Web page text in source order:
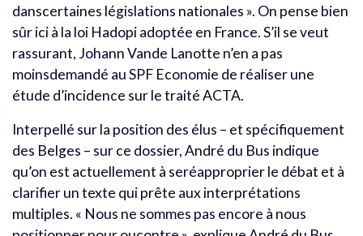
danscertaines législations nationales ». On pense bien
sûr ici à la loi Hadopi adoptée en France. S’il se veut
rassurant, Johann Vande Lanotte n’en a pas
moinsdemandé au SPF Economie de réaliser une
étude d’incidence sur le traité ACTA.
Interpellé sur la position des élus – et spécifiquement
des Belges – sur ce dossier, André du Bus indique
qu’on est actuellement à seréapproprier le débat et à
clarifier un texte qui prête aux interprétations
multiples. « Nous ne sommes pas encore à nous